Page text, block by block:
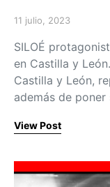
Posted on
11 julio, 2023
SILOÉ
en Castilla y
Castilla y León,
además de
View Post